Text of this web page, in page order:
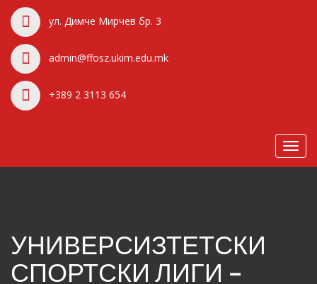
ул. Димче Мирчев бр. 3
admin@ffosz.ukim.edu.mk
+389 2 3113 654
УНИВЕРСИЗТЕТСКИ
СПОРТСКИ ЛИГИ –